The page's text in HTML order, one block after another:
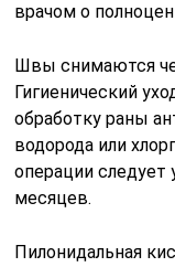
врачом о
Швы снимаются
Гигиенический
обработку раны
водорода или
операции следует
месяцев.
Пилонидальная